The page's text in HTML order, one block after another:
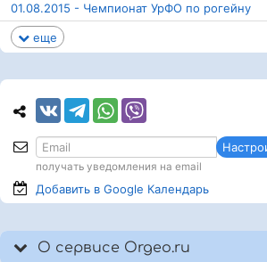
01.08.2015 - Чемпионат УрФО по рогейну
еще
получать уведомления на email
Добавить в Google Календарь
О сервисе Orgeo.ru